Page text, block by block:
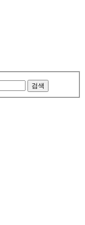
검색